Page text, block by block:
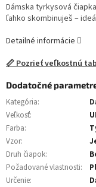
Dámska tyrkysová
ľahko skombinuješ –
Detailné informácie
📏 Pozrieť veľkostnú
Dodatočné
Kategória:
Veľkosť:
Farba:
Vzor:
Druh čiapok:
Požadované vlastnosti:
Určenie: